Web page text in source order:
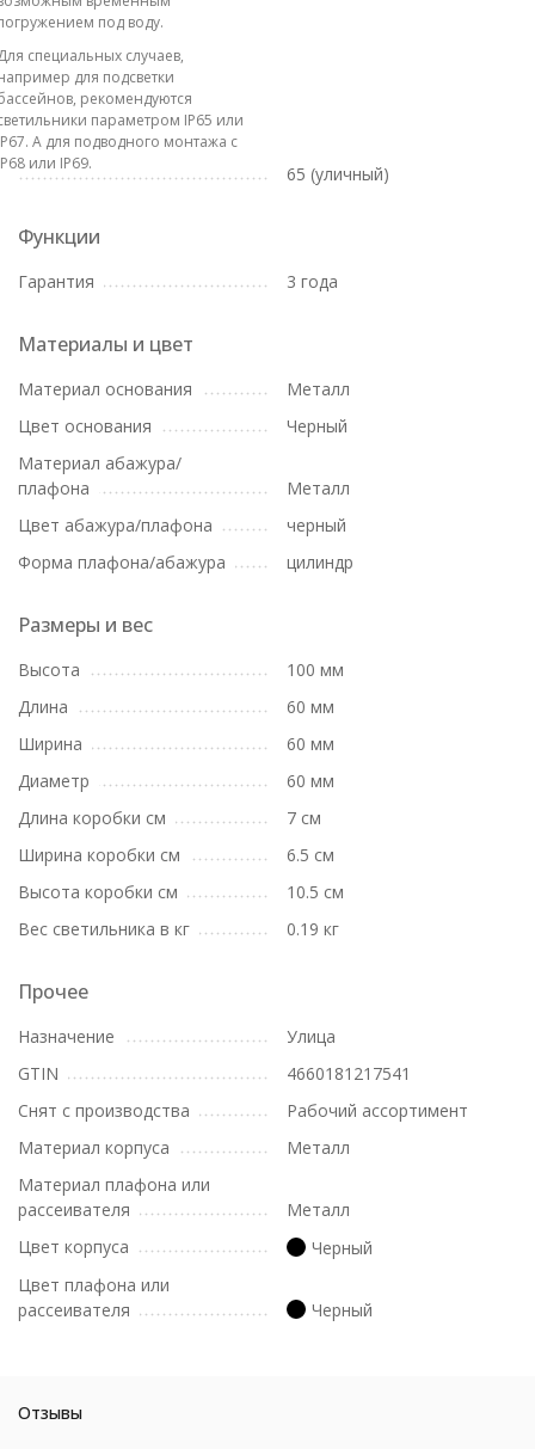
под воду.
специальных случаев,
для подсветки
рекомендуются
параметром IP65 или
А для подводного монтажа с
или IP69.
65 (уличный)
Функции
Гарантия 3 года
Материалы и цвет
Материал основания
Металл
Цвет основания
Черный
Материал абажура/
плафона
Металл
Цвет абажура/плафона
черный
Форма плафона/абажура
цилиндр
Размеры и вес
Высота
100 мм
Длина
60 мм
Ширина
60 мм
Диаметр
60 мм
Длина коробки см
7 см
Ширина коробки см
6.5 см
Высота коробки см
10.5 см
Вес светильника в кг
0.19 кг
Прочее
Назначение
Улица
GTIN
4660181217541
Снят с производства
Рабочий ассортимент
Материал корпуса
Металл
Материал плафона или
рассеивателя
Металл
Цвет корпуса
Черный
Цвет плафона или
рассеивателя
Черный
Отзывы